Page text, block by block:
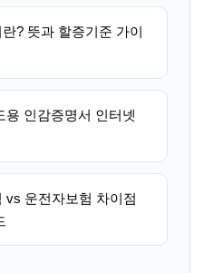
? 뜻과 할증기준 가이
용 인감증명서 인터넷
vs 운전자보험 차이점